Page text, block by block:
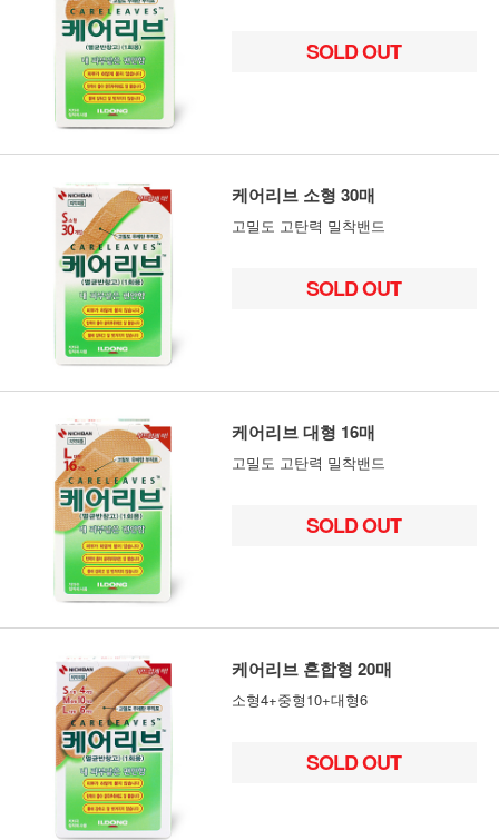
SOLD OUT
케어리브 소형 30매
고밀도 고탄력 밀착밴드
SOLD OUT
케어리브 대형 16매
고밀도 고탄력 밀착밴드
SOLD OUT
케어리브 혼합형 20매
소형4+중형10+대형6
SOLD OUT